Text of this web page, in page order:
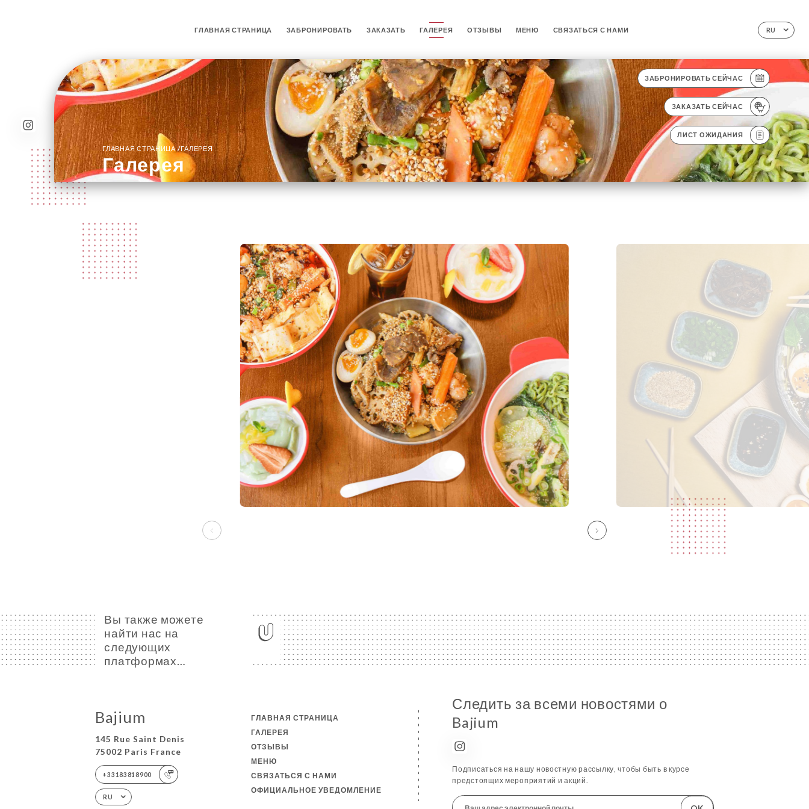
RU
ГЛАВНАЯ СТРАНИЦА ЗАБРОНИРОВАТЬ ЗАКАЗАТЬ ГАЛЕРЕЯ ОТЗЫВЫ МЕНЮ СВЯЗАТЬСЯ С НАМИ
ЗАБРОНИРОВАТЬ СЕЙЧАС
ЗАКАЗАТЬ СЕЙЧАС
ЛИСТ ОЖИДАНИЯ
ГЛАВНАЯ СТРАНИЦА/ГАЛЕРЕЯ
Галерея
Вы также можете
найти нас на
следующих
платформах…
Bajium
145 Rue Saint Denis
75002 Paris France
+33183818900
RU
ГЛАВНАЯ СТРАНИЦА
ГАЛЕРЕЯ
ОТЗЫВЫ
МЕНЮ
СВЯЗАТЬСЯ С НАМИ
ОФИЦИАЛЬНОЕ УВЕДОМЛЕНИЕ
Следить за всеми новостями о
Bajium
Подписаться на нашу новостную рассылку, чтобы быть в курсе
предстоящих мероприятий и акций.